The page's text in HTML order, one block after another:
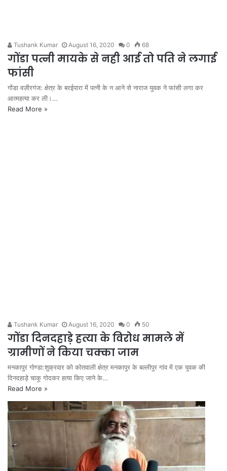
Tushank Kumar August 16, 2020 0 68
गोंडा पत्नी मायके से नही आई तो पति ने लगाई
फांसी
गोंडा वज़ीरगंज: क्षेत्र के बरईपारा में पत्नी के न आने से नाराज युवक ने फांसी लगा कर
आत्महत्या कर ली।…
Read More »
Tushank Kumar August 16, 2020 0 50
गोंडा दिनदहाड़े हत्या के विरोध मामले में
ग्रामीणों ने किया चक्का जाम
मनकापुर गोण्डा:शुक्रवार को कोतवाली क्षेत्र मनकापुर के बल्लीपुर गांव में एक युवक की
दिनदहाड़े चाकू गोदकर हत्या किए जाने के…
Read More »